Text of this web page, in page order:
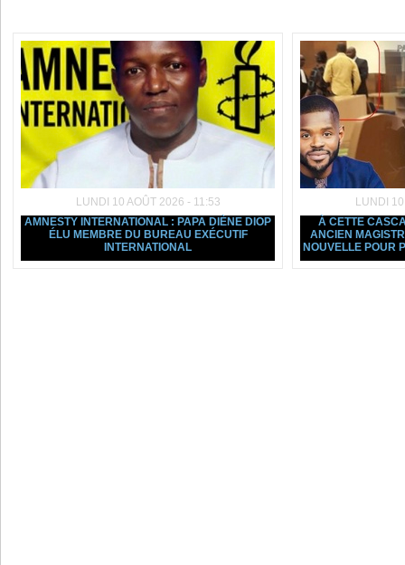
LUNDI 10 AOÛT 2026 - 11:53
AMNESTY INTERNATIONAL : PAPA DIÈNE DIOP
ÉLU MEMBRE DU BUREAU EXÉCUTIF
INTERNATIONAL
LUNDI
À CETTE
ANCIEN
NOUVELLE POUR